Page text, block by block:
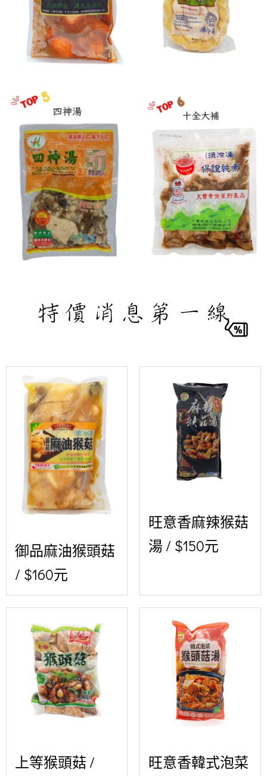
御品麻油猴頭菇
/ $160元
旺意香麻辣猴菇
湯 / $150元
上等猴頭菇 /
旺意香韓式泡菜